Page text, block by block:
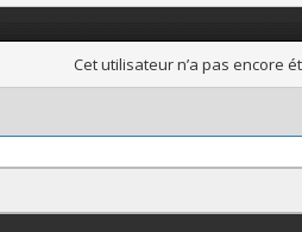
Cet utilisateur n’a pas encore
Retourner en haut Version bas-débit